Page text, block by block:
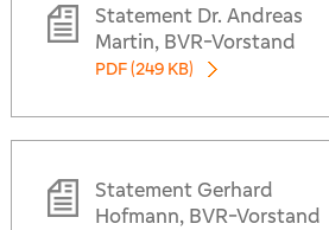
Statement Dr. Andreas
Martin, BVR-Vorstand
PDF (249 KB)
Statement Gerhard
Hofmann, BVR-Vorstand